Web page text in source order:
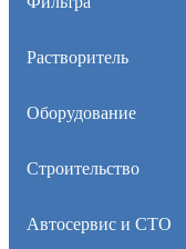
Растворитель
Оборудование
Строительство
Автосервис и СТО